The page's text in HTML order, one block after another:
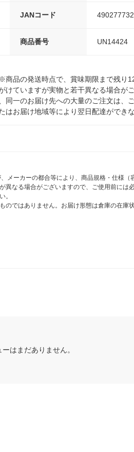
JANコード
商品番号 UN14424
商品の発送時点で、賞味期限まで残り
けていますが実物と若干異なる場合が
一のお届け先への大量のご注文は、
お届け地域等により翌日配達ができな
ーカーの都合等により、商品規格・仕様
なる場合がございますので、ご使用前には
。
ではありません。お届け形態は倉庫の在庫
はまだありません。